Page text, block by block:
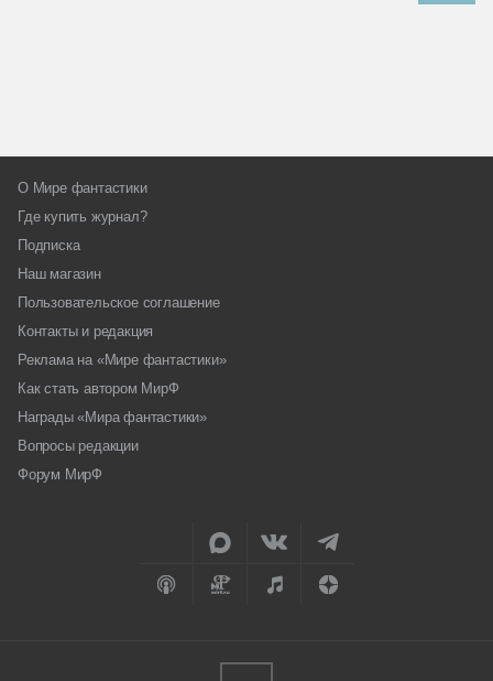
О Мире фантастики
Где купить журнал?
Подписка
Наш магазин
Пользовательское соглашение
Контакты и редакция
Реклама на «Мире фантастики»
Как стать автором МирФ
Награды «Мира фантастики»
Вопросы редакции
Форум МирФ